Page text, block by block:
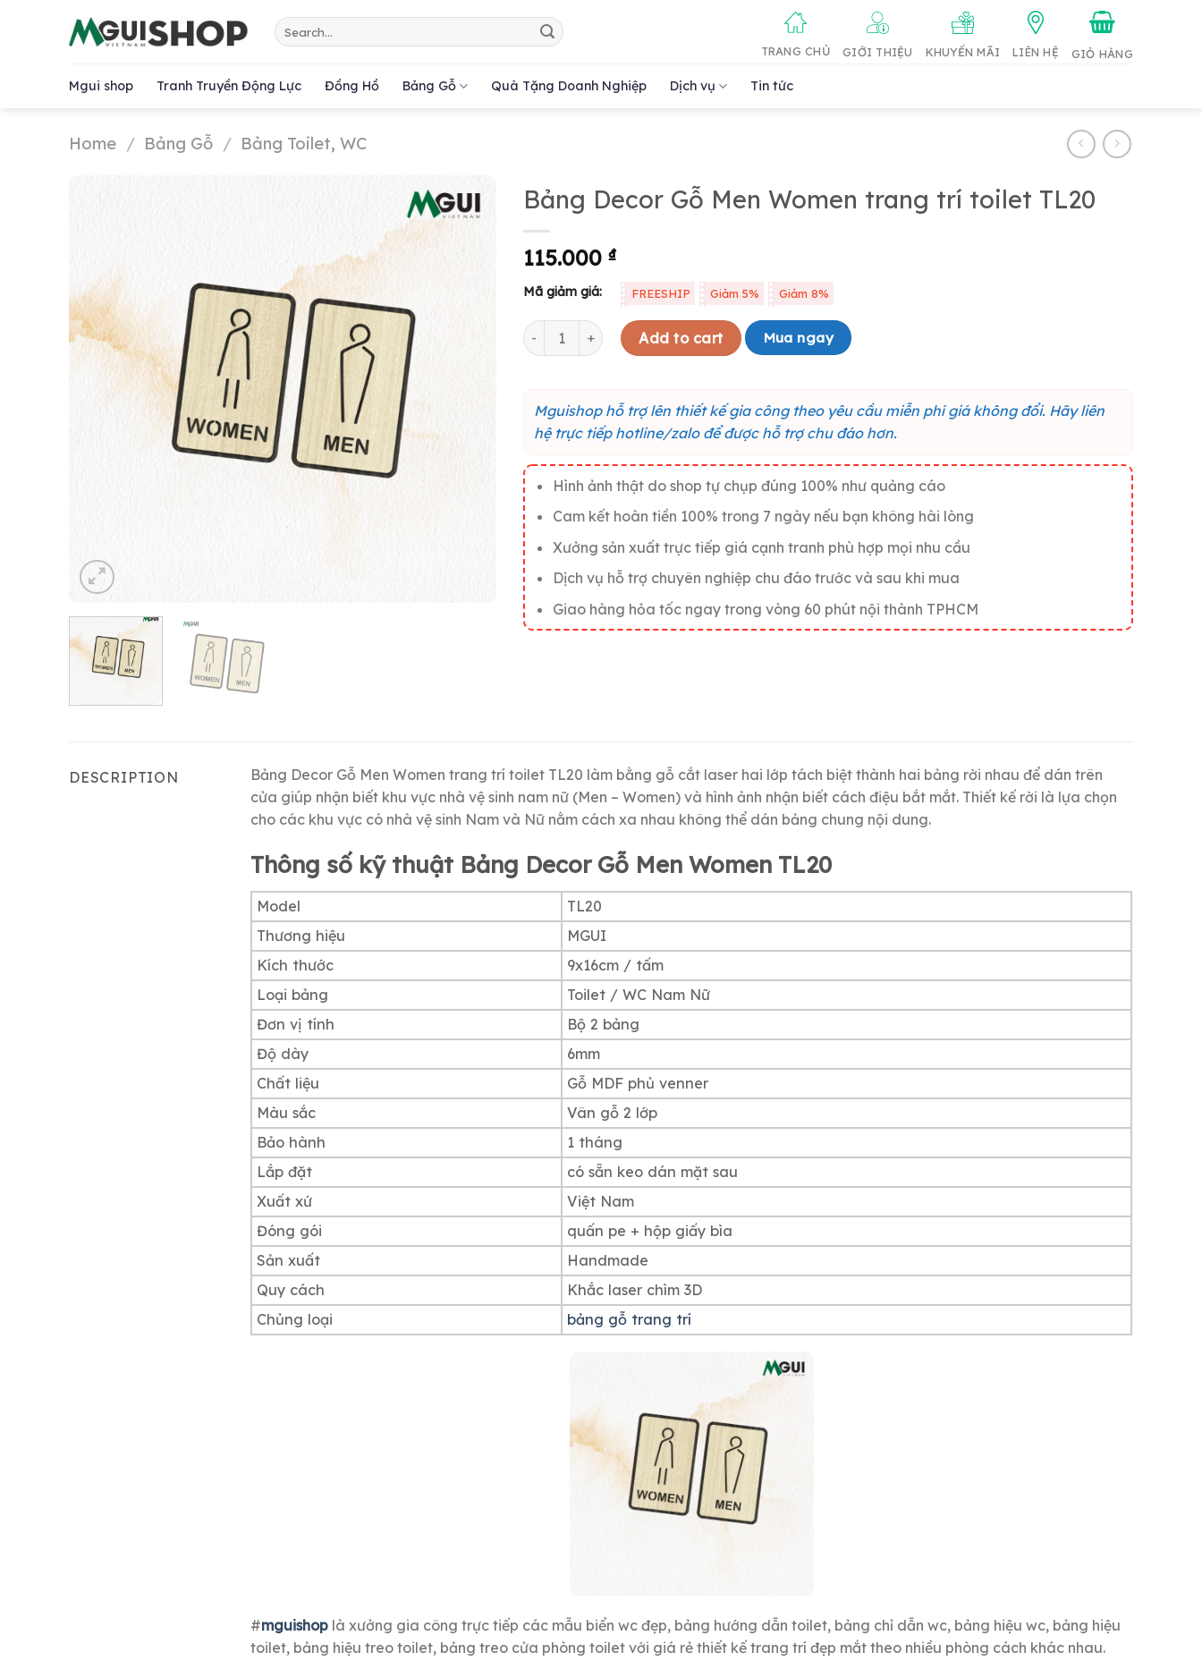
Search
for:
TRANG CHỦ GIỚI THIỆU KHUYẾN MÃI LIÊN HỆ
Mgui shop Tranh Truyền Động Lực Đồng Hồ Bảng Gỗ Quà Tặng Doanh Nghiệp Dịch vụ Tin tức
Home / Bảng Gỗ / Bảng Toilet, WC
Bảng Decor Gỗ Men Women trang trí toilet TL20
115.000₫
Mã giảm giá: FREESHIP Giảm 5% Giảm 8%
Bảng Decor Gỗ Men Women trang trí toilet TL20 quantity
Add to cart Mua ngay
Mguishop hỗ trợ lên thiết kế gia công theo yêu cầu miễn phí giá không đổi. Hãy liên
hệ trực tiếp hotline/zalo để được hỗ trợ chu đáo hơn.
Hình ảnh thật do shop tự chụp đúng 100% như quảng cáo
Cam kết hoàn tiền 100% trong 7 ngày nếu bạn không hài lòng
Xưởng sản xuất trực tiếp giá cạnh tranh phù hợp mọi nhu cầu
Dịch vụ hỗ trợ chuyên nghiệp chu đáo trước và sau khi mua
Giao hàng hỏa tốc ngay trong vòng 60 phút nội thành TPHCM
DESCRIPTION
Bảng Decor Gỗ Men Women trang trí toilet TL20 làm bằng gỗ cắt laser hai lớp tách biệt thành hai bảng rời nhau để dán trên
cửa giúp nhận biết khu vực nhà vệ sinh nam nữ (Men – Women) và hình ảnh nhận biết cách điệu bắt mắt. Thiết kế rời là lựa chọn
cho các khu vực có nhà vệ sinh Nam và Nữ nằm cách xa nhau không thể dán bảng chung nội dung.
Thông số kỹ thuật Bảng Decor Gỗ Men Women TL20
Model
TL20
Thương hiệu
MGUI
Kích thước
9x16cm / tấm
Loại bảng
Toilet / WC Nam Nữ
Đơn vị tính
Bộ 2 bảng
Độ dày
6mm
Chất liệu
Gỗ MDF phủ venner
Màu sắc
Vân gỗ 2 lớp
Bảo hành
1 tháng
Lắp đặt
có sẵn keo dán mặt sau
Xuất xứ
Việt Nam
Đóng gói
quấn pe + hộp giấy bìa
Sản xuất
Handmade
Quy cách
Khắc laser chìm 3D
Chủng loại
bảng gỗ trang trí
#mguishop là xưởng gia công trực tiếp các mẫu biển wc đẹp, bảng hướng dẫn toilet, bảng chỉ dẫn wc, bảng hiệu wc, bảng hiệu
toilet, bảng hiệu treo toilet, bảng treo cửa phòng toilet với giá rẻ thiết kế trang trí đẹp mắt theo nhiều phòng cách khác nhau.